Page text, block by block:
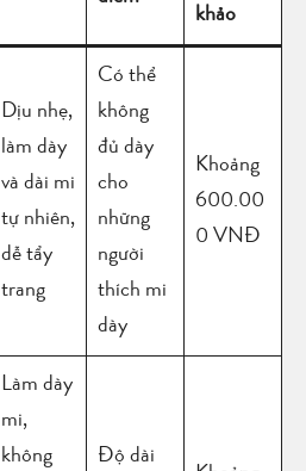
khảo
Dịu nhẹ,
làm dày
và dài mi
tự nhiên,
dễ tẩy
trang
Có thể
không
đủ dày
cho
những
người
thích mi
dày
Khoảng
600.00
0 VNĐ
Làm dày
mi,
không
Độ dài